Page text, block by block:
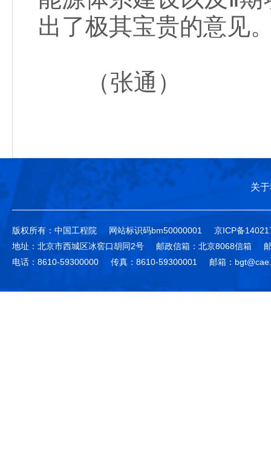
出了极其宝贵的意见
（张通）
关
版权所有：中国工程院 网站标识码bm50000001
京ICP备
地址：北京市西城区冰窖口胡同2号
邮政信箱：北京8068信箱
电话：8610-59300000
传真：8610-59300001 邮箱：